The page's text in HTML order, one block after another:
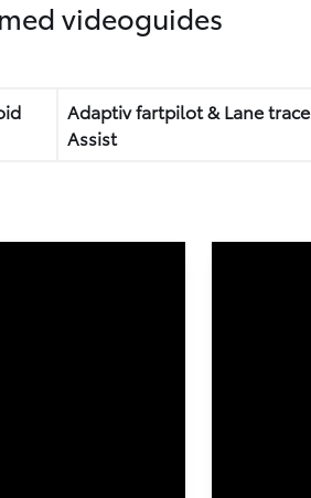
videoguides
Adaptiv fartpilot & Lane trace
Assist